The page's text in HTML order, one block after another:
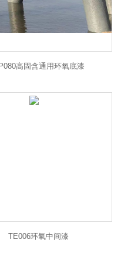
高固含通用环氧底漆
TE006环氧中间漆